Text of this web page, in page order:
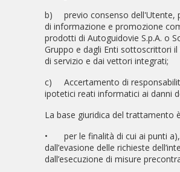
b)
previo consenso dell'Utente,
di informazione e promozione
prodotti di Autoguidovie S.p.A. o
Gruppo e dagli Enti sottoscrittori
di servizio e dai vettori integrati;
c)
Accertamento di
ipotetici reati informatici ai danni
La base giuridica del trattamento
•
per le finalità di cui ai punti a),
dall’evasione delle richieste
dall’esecuzione di misure